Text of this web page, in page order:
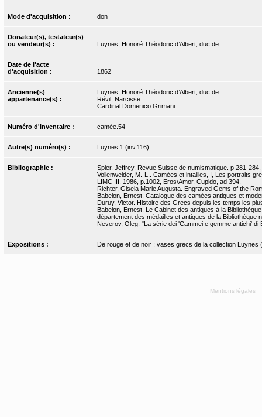
Mode d'acquisition : don
Donateur(s), testateur(s)
ou vendeur(s) :
Luynes, Honoré Théodoric d’Albert, duc de
Date de l'acte
d'acquisition :
1862
Ancienne(s)
appartenance(s) :
Luynes, Honoré Théodoric d’Albert, duc de
Révil, Narcisse
Cardinal Domenico Grimani
Numéro d'inventaire : camée.54
Autre(s) numéro(s) : Luynes.1 (inv.116)
Bibliographie :
Spier, Jeffrey. Revue Suisse de numismatique. p.281-284.
Vollenweider, M.-L.. Camées et intailles, I, Les portraits
LIMC III. 1986, p.1002, Eros/Amor, Cupido, ad 394.
Richter, Gisela Marie Augusta. Engraved Gems of the
Babelon, Ernest. Catalogue des camées antiques et
Duruy, Victor. Histoire des Grecs depuis les temps les
Babelon, Ernest. Le Cabinet des antiques à la
département des médailles et antiques de la Bibliothèque
Neverov, Oleg. "La série dei 'Cammei e gemme antichi'
Expositions : De rouge et de noir : vases grecs de la collection Luynes
Mentions légales